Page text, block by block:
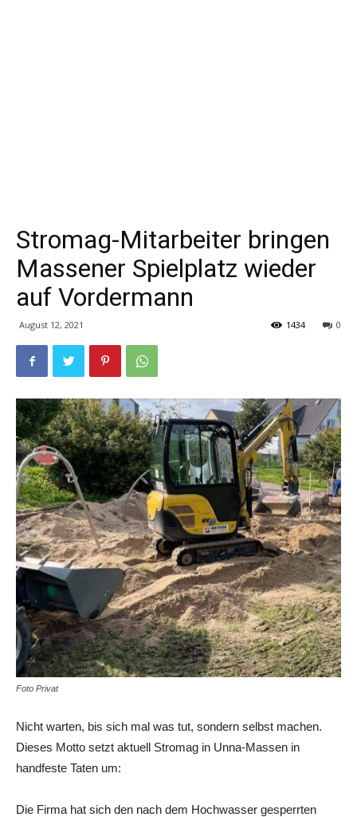
Stromag-Mitarbeiter bringen
Massener Spielplatz wieder
auf Vordermann
August 12, 2021 0
1434
Foto Privat
Nicht warten, bis sich mal was tut, sondern selbst machen.
Dieses Motto setzt aktuell Stromag in Unna-Massen in
handfeste Taten um:
Die Firma hat sich den nach dem Hochwasser gesperrten